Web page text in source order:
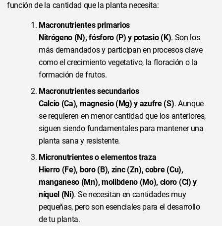
función de la cantidad que la planta necesita:
Macronutrientes primarios
Nitrógeno (N), fósforo (P) y potasio (K). Son los
más demandados y participan en procesos clave
como el crecimiento vegetativo, la floración o la
formación de frutos.
Macronutrientes secundarios
Calcio (Ca), magnesio (Mg) y azufre (S). Aunque
se requieren en menor cantidad que los anteriores,
siguen siendo fundamentales para mantener una
planta sana y resistente.
Micronutrientes o elementos traza
Hierro (Fe), boro (B), zinc (Zn), cobre (Cu),
manganeso (Mn), molibdeno (Mo), cloro (Cl) y
níquel (Ni). Se necesitan en cantidades muy
pequeñas, pero son esenciales para el desarrollo
de tu planta.